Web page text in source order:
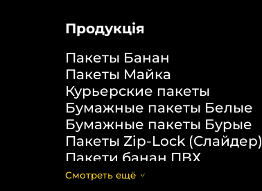
Продукція
Пакеты Банан
Пакеты Майка
Курьерские пакеты
Бумажные пакеты Белые
Бумажные пакеты Бурые
Пакеты Zip-Lock (Слайдер)
Пакети банан ПВХ
Скотч с логотипом
Смотреть ещё